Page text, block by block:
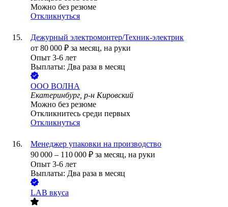
Можно без резюме
Откликнуться
Дежурный электромонтер/Техник-электрик
от 80 000 ₽ за месяц, на руки
Опыт 3-6 лет
Выплаты: Два раза в месяц
ООО ВОЛНА
Екатеринбург, р-н Кировский
Можно без резюме
Откликнитесь среди первых
Откликнуться
Менеджер упаковки на производство
90 000 – 110 000 ₽ за месяц, на руки
Опыт 3-6 лет
Выплаты: Два раза в месяц
LAB вкуса